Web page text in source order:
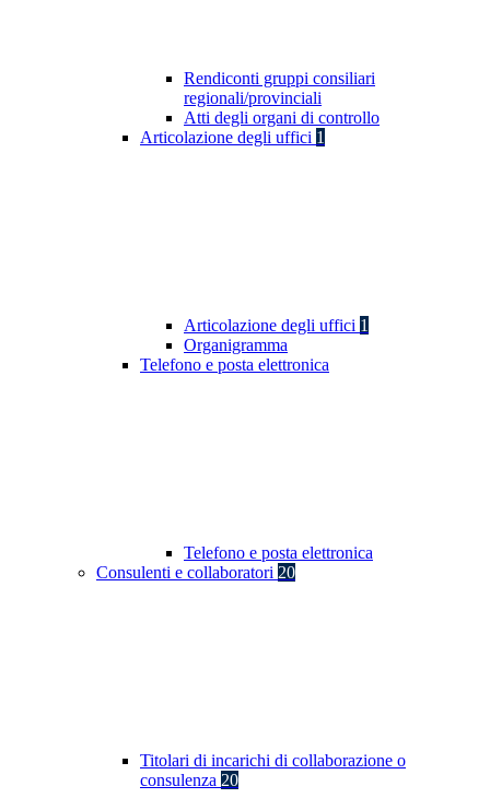
Rendiconti gruppi consiliari
regionali/provinciali
Atti degli organi di controllo
Articolazione degli uffici 1
Articolazione degli uffici 1
Organigramma
Telefono e posta elettronica
Telefono e posta elettronica
Consulenti e collaboratori 20
Titolari di incarichi di collaborazione o
consulenza 20